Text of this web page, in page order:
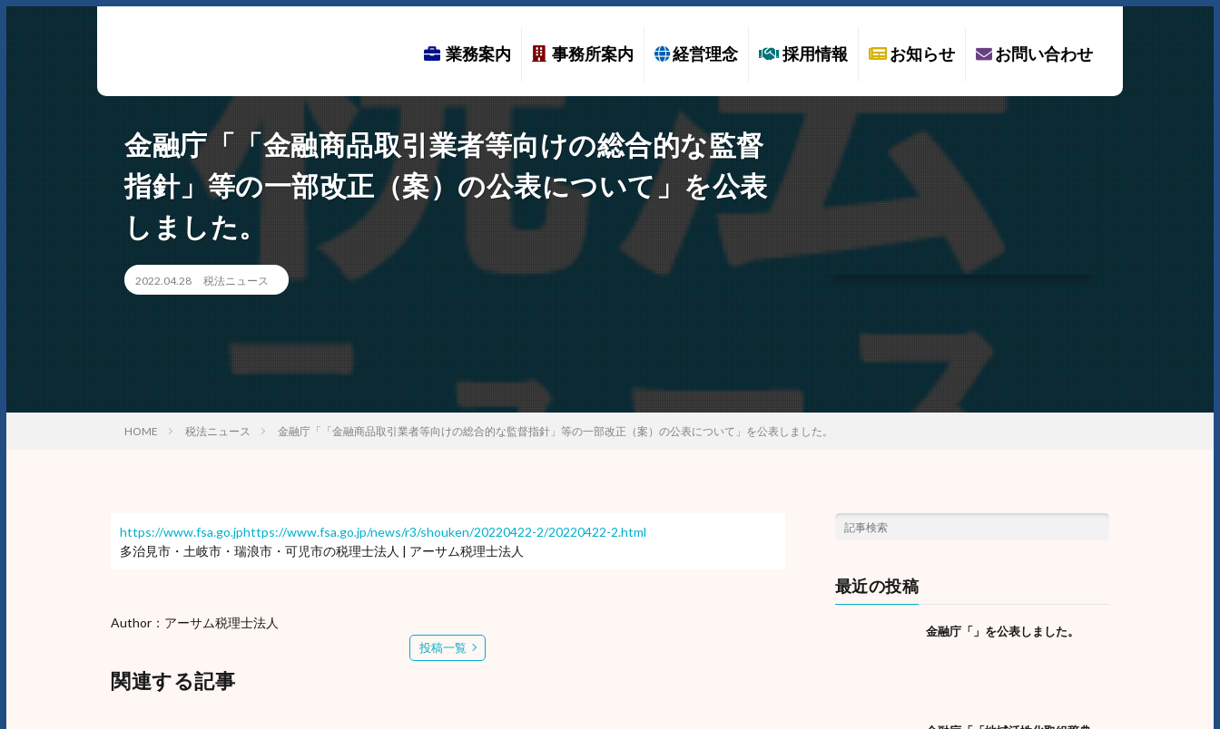
アーサム税理士法人 AWESOME（多治見市・可児市・瑞浪
市・土岐市） -地域No1 の税理士法人 アーサム税理士法人 –
会計・税務はもちろんのこと、会計専門家を必要とするあ
らゆるシーンで お客様のビジネスを総合的にサポートいた
します。 戦略的財務のプロフェッショナル集団
業務案内 事務所案内 経営理念 採用情報 お知らせ お問い合わせ
金融庁「「金融商品取引業者等向けの総合的な監督
指針」等の一部改正（案）の公表について」を公表
しました。
2022.04.28 税法ニュース
HOME 税法ニュース 金融庁「「金融商品取引業者等向けの総合的な監督指針」等の一部改正（案）の公表について」を公表しました。
https://www.fsa.go.jphttps://www.fsa.go.jp/news/r3/shouken/20220422-2/20220422-2.html
多治見市・土岐市・瑞浪市・可児市の税理士法人 | アーサム税理士法人
Author：アーサム税理士法人
投稿一覧
関連する記事
最近の投稿
金融庁「」を公表しました。